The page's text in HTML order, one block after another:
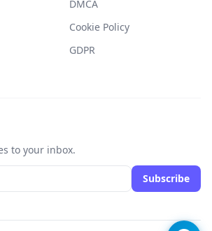
DMCA
Cookie Policy
GDPR
to your inbox.
Subscribe